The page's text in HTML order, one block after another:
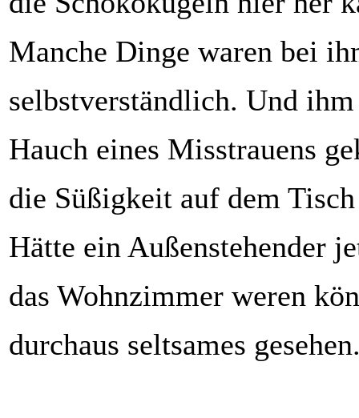
Manche Dinge waren bei
selbstverständlich. Und
Hauch eines Misstrauens
die Süßigkeit auf dem
Hätte ein Außenstehender
das Wohnzimmer weren
durchaus seltsames